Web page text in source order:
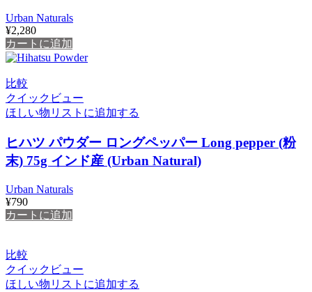
Urban Naturals
¥2,280
カートに追加
比較
クイックビュー
ほしい物リストに追加する
ヒハツ パウダー ロングペッパー Long pepper (粉
末) 75g インド産 (‎Urban Natural)
Urban Naturals
¥790
カートに追加
比較
クイックビュー
ほしい物リストに追加する